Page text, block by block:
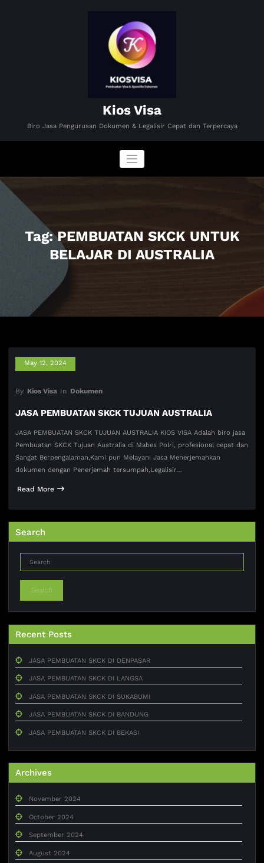
Kios Visa
Biro Jasa Pengurusan Dokumen & Legalisir Cepat dan Terpercaya
Tag: PEMBUATAN SKCK UNTUK
BELAJAR DI AUSTRALIA
May 12, 2024
By Kios Visa In Dokumen
JASA PEMBUATAN SKCK TUJUAN AUSTRALIA
JASA PEMBUATAN SKCK TUJUAN AUSTRALIA KIOS VISA Adalah biro jasa
Pembuatan SKCK Tujuan Australia di Mabes Polri, profesional cepat dan
Sangat Berpengalaman,Kami pun Melayani Jasa Menerjemahkan
dokumen dengan Penerjemah tersumpah,Legalisir…
Read More
Search
Search
Recent Posts
JASA PEMBUATAN SKCK DI DENPASAR
JASA PEMBUATAN SKCK DI LANGSA
JASA PEMBUATAN SKCK DI SUKABUMI
JASA PEMBUATAN SKCK DI BANDUNG
JASA PEMBUATAN SKCK DI BEKASI
Archives
November 2024
October 2024
September 2024
August 2024